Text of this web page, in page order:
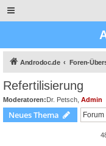
Androdoc.de Foren-
Refertilisierung
Moderatoren:Dr. Petsch Admin
Neues Thema